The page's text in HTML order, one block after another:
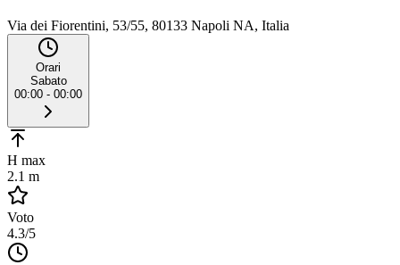
Via dei Fiorentini, 53/55, 80133 Napoli NA, Italia
Orari
Sabato
00:00 - 00:00
H max
2.1 m
Voto
4.3/5